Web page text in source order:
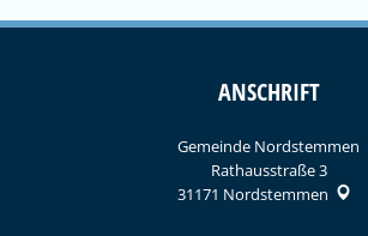
ANSCHRIFT
Gemeinde Nordstemmen
Rathausstraße 3
31171 Nordstemmen